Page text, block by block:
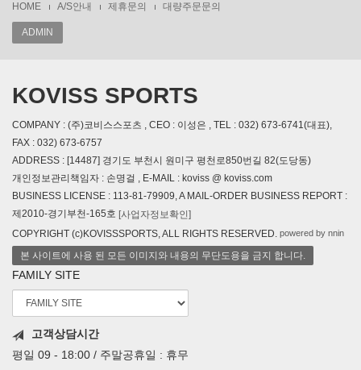
HOME A/S안내 제휴문의 대량주문문의
ADMIN
KOVISS SPORTS
COMPANY : (주)코비스스포츠 , CEO : 이성은 , TEL : 032) 673-6741(대표),
FAX : 032) 673-6757
ADDRESS : [14487] 경기도 부천시 원미구 평천로850번길 82(도당동)
개인정보관리책임자 : 손명걸 , E-MAIL : koviss @ koviss.com
BUSINESS LICENSE : 113-81-79909, A MAIL-ORDER BUSINESS REPORT :
제2010-경기부천-165호 [사업자정보확인]
COPYRIGHT (c)KOVISSSPORTS, ALL RIGHTS RESERVED. powered by nnin
본 사이트에 사용 된 모든 이미지와 내용의 무단도용을 금지 합니다.
FAMILY SITE
고객상담시간
평일 09 - 18:00 / 주말공휴일 : 휴무